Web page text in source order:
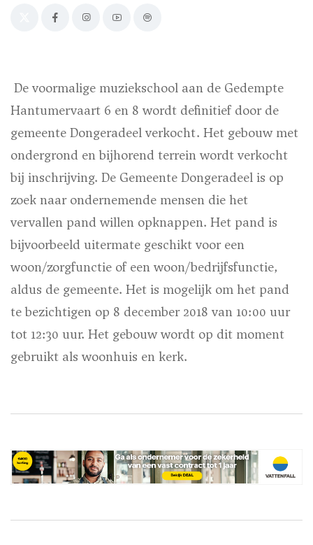
De voormalige muziekschool aan de Gedempte
Hantumervaart 6 en 8 wordt definitief door de
gemeente Dongeradeel verkocht. Het gebouw met
ondergrond en bijhorend terrein wordt verkocht
bij inschrijving. De Gemeente Dongeradeel is op
zoek naar ondernemende mensen die het
vervallen pand willen opknappen. Het pand is
bijvoorbeeld uitermate geschikt voor een
woon/zorgfunctie of een woon/bedrijfsfunctie,
aldus de gemeente. Het is mogelijk om het pand
te bezichtigen op 8 december 2018 van 10:00 uur
tot 12:30 uur. Het gebouw wordt op dit moment
gebruikt als woonhuis en kerk.